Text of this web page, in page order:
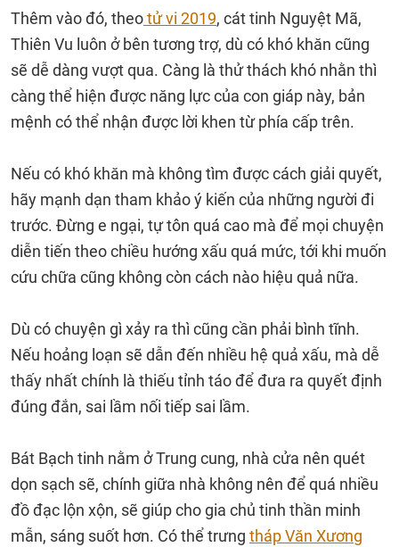
Thêm vào đó, theotử vi 2019, cát tinh Nguyệt Mã,
Thiên Vu luôn ở bên tương trợ, dù có khó khăn cũng
sẽ dễ dàng vượt qua. Càng là thử thách khó nhằn thì
càng thể hiện được năng lực của con giáp này, bản
mệnh có thể nhận được lời khen từ phía cấp trên.
Nếu có khó khăn mà không tìm được cách giải quyết,
hãy mạnh dạn tham khảo ý kiến của những người đi
trước. Đừng e ngại, tự tôn quá cao mà để mọi chuyện
diễn tiến theo chiều hướng xấu quá mức, tới khi muốn
cứu chữa cũng không còn cách nào hiệu quả nữa.
Dù có chuyện gì xảy ra thì cũng cần phải bình tĩnh.
Nếu hoảng loạn sẽ dẫn đến nhiều hệ quả xấu, mà dễ
thấy nhất chính là thiếu tỉnh táo để đưa ra quyết định
đúng đắn, sai lầm nối tiếp sai lầm.
Bát Bạch tinh nằm ở Trung cung, nhà cửa nên quét
dọn sạch sẽ, chính giữa nhà không nên để quá nhiều
đồ đạc lộn xộn, sẽ giúp cho gia chủ tinh thần minh
mẫn, sáng suốt hơn. Có thể trưng tháp Văn Xương